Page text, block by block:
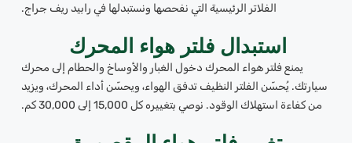
الفلاتر الرئيسية التي نفحصها ونستبدلها في رابيد ريف جراج.
استبدال فلتر هواء المحرك
يمنع فلتر هواء المحرك دخول الغبار والأوساخ والحطام إلى محرك
سيارتك. يُحسّن الفلتر النظيف تدفق الهواء، ويحسّن أداء المحرك، ويزيد
من كفاءة استهلاك الوقود. نوصي بتغييره كل 15,000 إلى 30,000 كم.